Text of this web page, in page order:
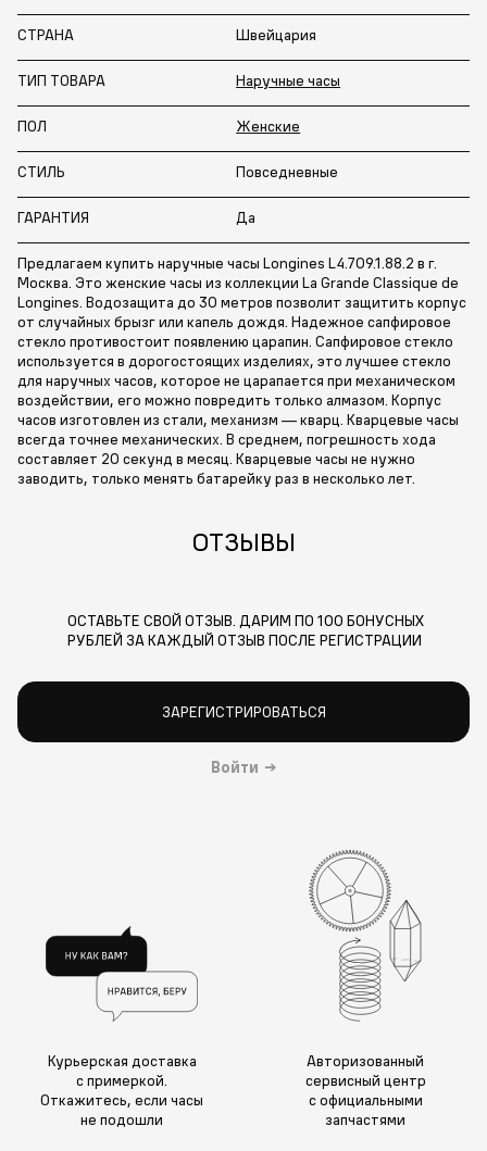
СТРАНА Швейцария
ТИП ТОВАРА Наручные часы
ПОЛ Женские
СТИЛЬ Повседневные
ГАРАНТИЯ Да
Предлагаем купить наручные часы Longines L4.709.1.88.2 в г.
Москва. Это женские часы из коллекции La Grande Classique de
Longines. Водозащита до 30 метров позволит защитить корпус
от случайных брызг или капель дождя. Надежное сапфировое
стекло противостоит появлению царапин. Сапфировое стекло
используется в дорогостоящих изделиях, это лучшее стекло
для наручных часов, которое не царапается при механическом
воздействии, его можно повредить только алмазом. Корпус
часов изготовлен из стали, механизм — кварц. Кварцевые часы
всегда точнее механических. В среднем, погрешность хода
составляет 20 секунд в месяц. Кварцевые часы не нужно
заводить, только менять батарейку раз в несколько лет.
ОТЗЫВЫ
ОСТАВЬТЕ СВОЙ ОТЗЫВ. ДАРИМ ПО 100 БОНУСНЫХ
РУБЛЕЙ ЗА КАЖДЫЙ ОТЗЫВ ПОСЛЕ РЕГИСТРАЦИИ
ЗАРЕГИСТРИРОВАТЬСЯ
Войти →
Курьерская доставка
с примеркой.
Откажитесь, если часы
не подошли
Авторизованный
сервисный центр
с официальными
запчастями